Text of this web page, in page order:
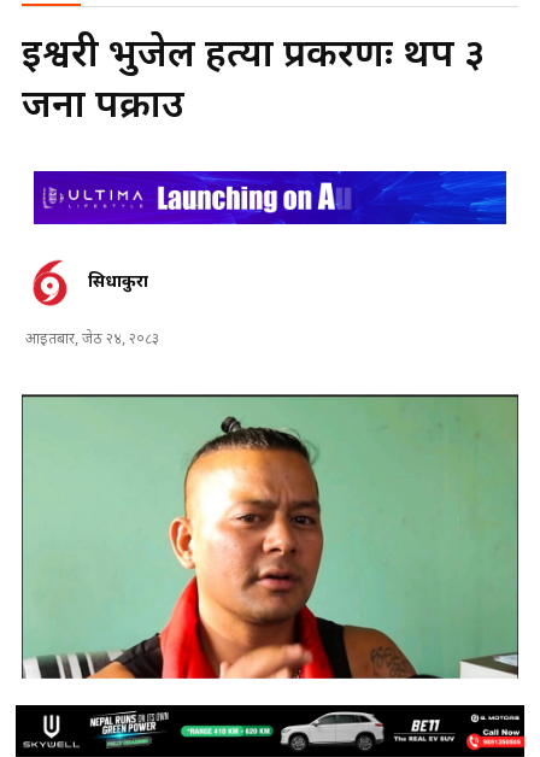
ईश्वरी भुजेल हत्या प्रकरणः थप ३
जना पक्राउ
सिधाकुरा
आइतबार, जेठ २४, २०८३